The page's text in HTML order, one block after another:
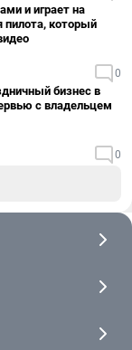
и играет на
пилота, который
0
бизнес в
с владельцем
0